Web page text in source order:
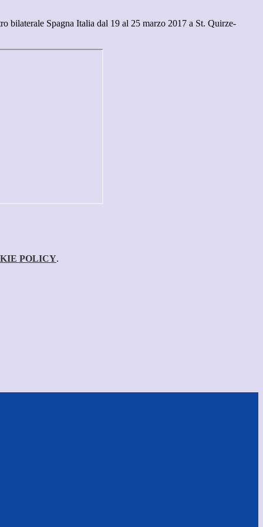
bilaterale Spagna Italia dal 19 al 25 marzo 2017 a St. Quirze-
POLICY.